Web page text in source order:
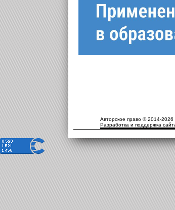
Авторское право © 2014-
Разработка и поддержка